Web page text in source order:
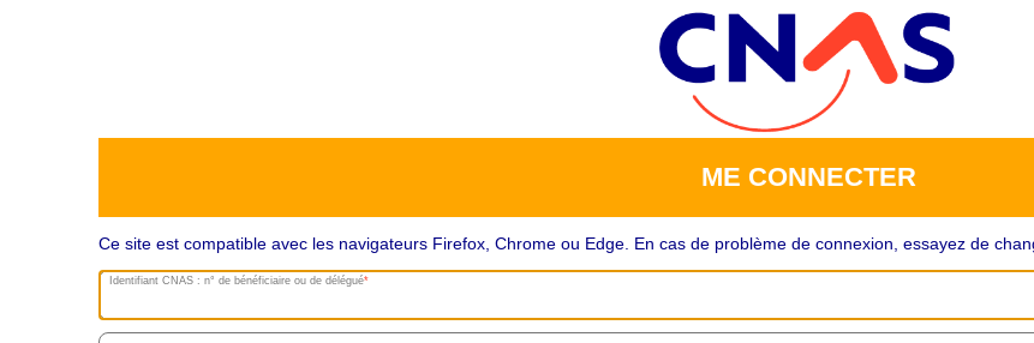
ME CONNECTER
Ce site est compatible avec les navigateurs Firefox, Chrome ou Edge. En cas de problème de connexion, essayez de
Identifiant CNAS : n° de bénéficiaire ou de délégué